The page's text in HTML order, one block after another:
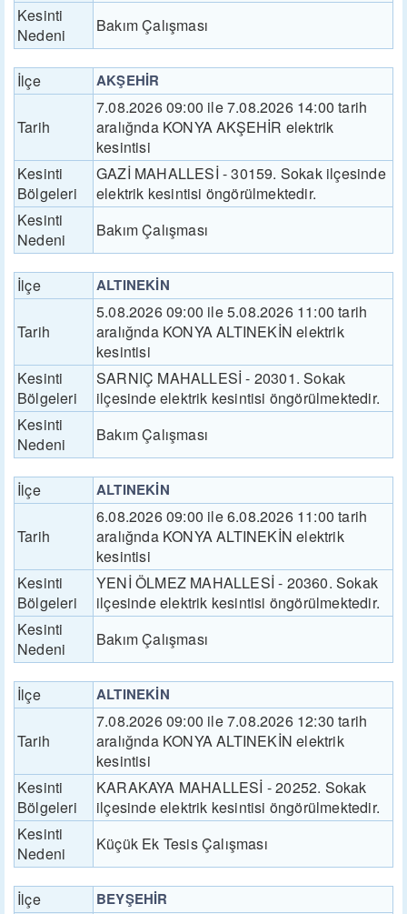
Kesinti
Nedeni
Bakım Çalışması
İlçe AKŞEHİR
Tarih
7.08.2026 09:00 ile 7.08.2026 14:00 tarih
aralığnda KONYA AKŞEHİR elektrik
kesintisi
Kesinti
Bölgeleri
GAZİ MAHALLESİ - 30159. Sokak ilçesinde
elektrik kesintisi öngörülmektedir.
Kesinti
Nedeni
Bakım Çalışması
İlçe ALTINEKİN
Tarih
5.08.2026 09:00 ile 5.08.2026 11:00 tarih
aralığnda KONYA ALTINEKİN elektrik
kesintisi
Kesinti
Bölgeleri
SARNIÇ MAHALLESİ - 20301. Sokak
ilçesinde elektrik kesintisi öngörülmektedir.
Kesinti
Nedeni
Bakım Çalışması
İlçe ALTINEKİN
Tarih
6.08.2026 09:00 ile 6.08.2026 11:00 tarih
aralığnda KONYA ALTINEKİN elektrik
kesintisi
Kesinti
Bölgeleri
YENİ ÖLMEZ MAHALLESİ - 20360. Sokak
ilçesinde elektrik kesintisi öngörülmektedir.
Kesinti
Nedeni
Bakım Çalışması
İlçe ALTINEKİN
Tarih
7.08.2026 09:00 ile 7.08.2026 12:30 tarih
aralığnda KONYA ALTINEKİN elektrik
kesintisi
Kesinti
Bölgeleri
KARAKAYA MAHALLESİ - 20252. Sokak
ilçesinde elektrik kesintisi öngörülmektedir.
Kesinti
Nedeni
Küçük Ek Tesis Çalışması
İlçe BEYŞEHİR